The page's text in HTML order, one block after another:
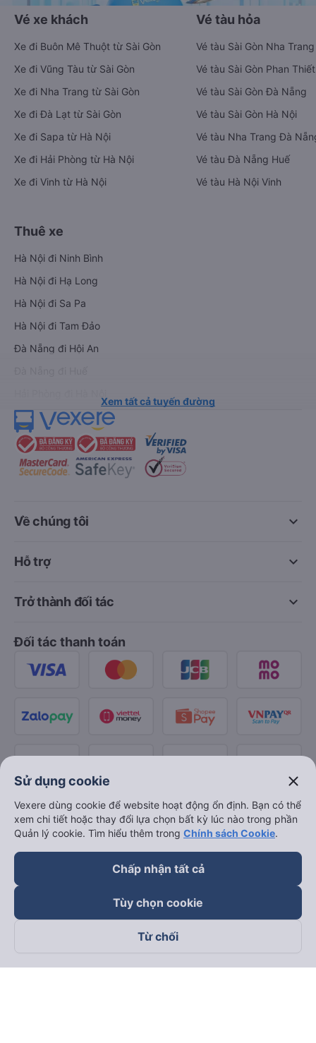
Vé xe khách
Xe đi Buôn Mê Thuột từ Sài Gòn
Xe đi Vũng Tàu từ Sài Gòn
Xe đi Nha Trang từ Sài Gòn
Xe đi Đà Lạt từ Sài Gòn
Xe đi Sapa từ Hà Nội
Xe đi Hải Phòng từ Hà Nội
Xe đi Vinh từ Hà Nội
Vé tàu hỏa
Vé tàu Sài Gòn Nha Trang
Vé tàu Sài Gòn Phan Thiết
Vé tàu Sài Gòn Đà Nẵng
Vé tàu Sài Gòn Hà Nội
Vé tàu Nha Trang Đà
Vé tàu Đà Nẵng Huế
Vé tàu Hà Nội Vinh
Thuê xe
Hà Nội đi Ninh Bình
Hà Nội đi Hạ Long
Hà Nội đi Sa Pa
Hà Nội đi Tam Đảo
Đà Nẵng đi Hội An
Xem tất cả tuyến đường
keyboard_arrow_down
Về chúng tôi
keyboard_arrow_down
Hỗ trợ
keyboard_arrow_down
Trở thành đối tác
Đối tác thanh toán
Theo dõi chúng tôi trên
Sử dụng cookie close
Vexere dùng cookie để website hoạt động ổn định. Bạn có thể
xem chi tiết hoặc thay đổi lựa chọn bất kỳ lúc nào trong phần
Quản lý cookie. Tìm hiểu thêm trong Chính sách Cookie.
Chấp nhận tất cả
Tùy chọn cookie
Từ chối